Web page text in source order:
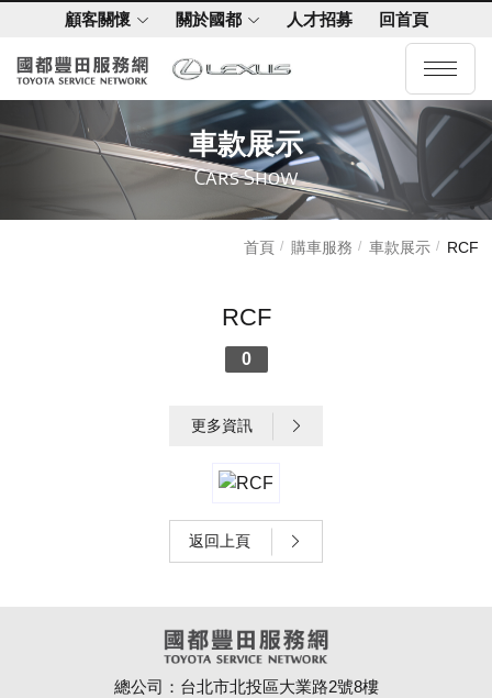
顧客關懷 關於國都 人才招募 回首頁
車款展示
Cars Show
首頁 購車服務 車款展示 RCF
RCF
0
更多資訊
返回上頁
總公司：台北市北投區大業路2號8樓